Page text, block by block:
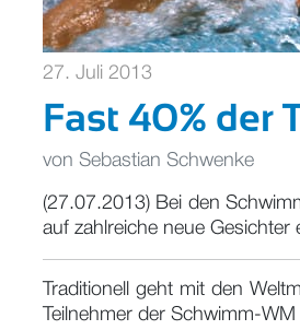
27. Juli 2013
Fast 40% der
von Sebastian Schwenke
(27.07.2013) Bei den
auf zahlreiche neue Gesichter
Traditionell geht mit den
Teilnehmer der Schwimm-